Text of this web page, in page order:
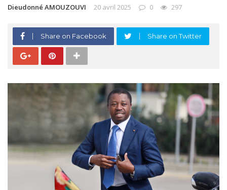
Dieudonné AMOUZOUVI 20 avril 2025 0 297
Share on Facebook Share on Twitter